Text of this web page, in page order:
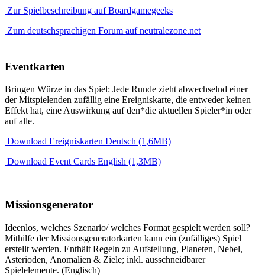
Zur Spielbeschreibung auf Boardgamegeeks
Zum deutschsprachigen Forum auf neutralezone.net
Eventkarten
Bringen Würze in das Spiel: Jede Runde zieht abwechselnd einer
der Mitspielenden zufällig eine Ereigniskarte, die entweder keinen
Effekt hat, eine Auswirkung auf den*die aktuellen Spieler*in oder
auf alle.
Download Ereigniskarten Deutsch (1,6MB)
Download Event Cards English (1,3MB)
Missionsgenerator
Ideenlos, welches Szenario/ welches Format gespielt werden soll?
Mithilfe der Missionsgeneratorkarten kann ein (zufälliges) Spiel
erstellt werden. Enthält Regeln zu Aufstellung, Planeten, Nebel,
Asterioden, Anomalien & Ziele; inkl. ausschneidbarer
Spielelemente. (Englisch)